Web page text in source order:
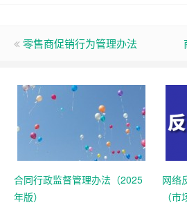
零售商促销行为管理办法
合同行政监督管理办法（2025
年版）
网络
（